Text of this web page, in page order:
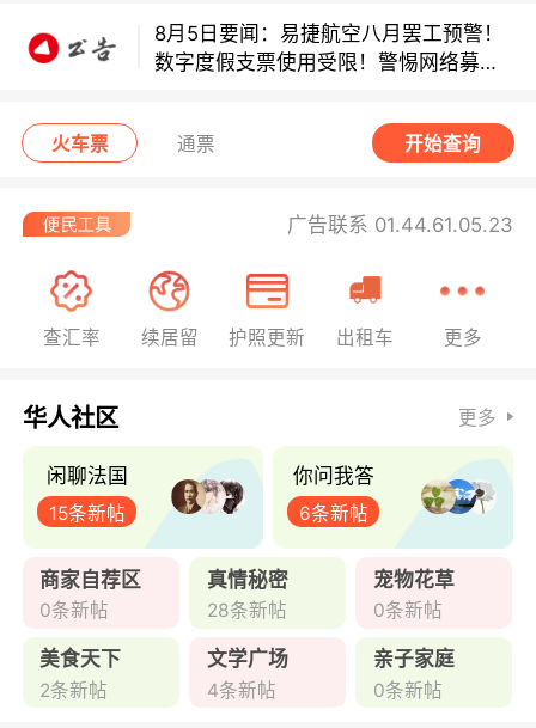
8月5日要闻：易捷航空八月罢工预警！
数字度假支票使用受限！警惕网络募捐
无栏杆收费站逃费将重罚！
火车票 通票 开始查询
广告联系 01.44.61.05.23
查汇率 续居留 护照更新 出租车 更多
华人社区 更多
闲聊法国
15条新帖
你问我答
6条新帖
商家自荐区
0条新帖
真情秘密
28条新帖
宠物花草
0条新帖
美食天下
2条新帖
文学广场
4条新帖
亲子家庭
0条新帖